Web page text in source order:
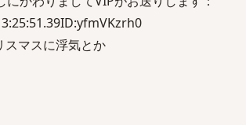
スマスに浮気とか